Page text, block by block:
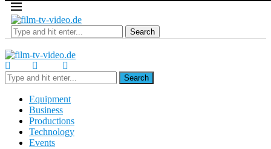
Search
Search
Equipment
Business
Productions
Technology
Events